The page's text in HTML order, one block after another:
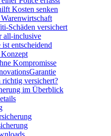
Kosten senken
Schäden versichert
all-inclusive
entscheidend
Kompromisse
richtig versichert?
im Überblick